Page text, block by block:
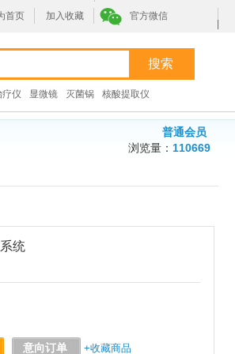
首页 加入收藏 官方微信
疗仪 显微镜 灭菌锅 核酸提取仪
普通会员
浏览量： 110669
统